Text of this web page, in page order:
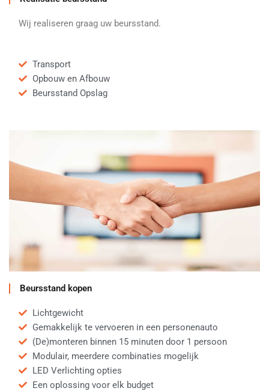
Wij realiseren graag uw beursstand.
Transport
Opbouw en Afbouw
Beursstand Opslag
Beursstand kopen
Lichtgewicht
Gemakkelijk te vervoeren in een personenauto
(De)monteren binnen 15 minuten door 1 persoon
Modulair, meerdere combinaties mogelijk
LED Verlichting opties
Een oplossing voor elk budget